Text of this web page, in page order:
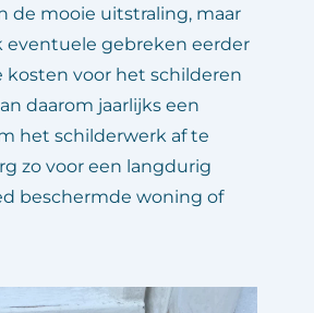
de mooie uitstraling, maar
eventuele gebreken eerder
kosten voor het schilderen
daarom jaarlijks een
het schilderwerk af te
zo voor een langdurig
beschermde woning of